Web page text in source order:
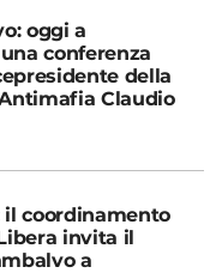
oggi a
conferenza
della
Claudio
il coordinamento
invita il
a